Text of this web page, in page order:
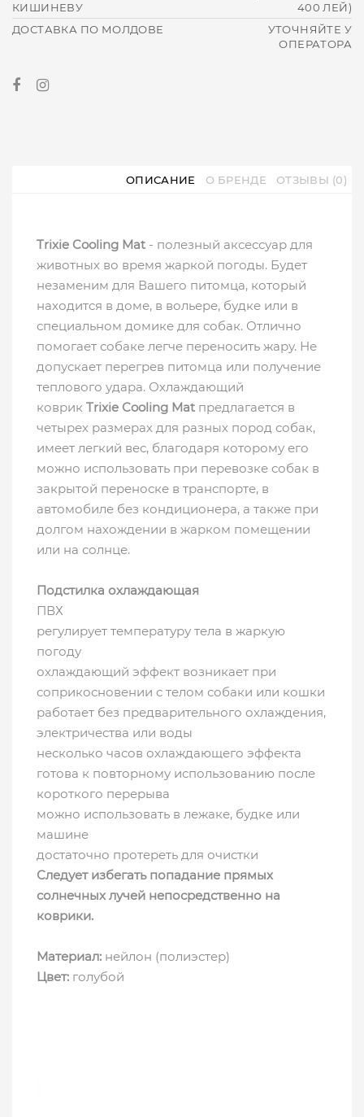
КИШИНЕВУ
400 ЛЕЙ)
ДОСТАВКА ПО МОЛДОВЕ
УТОЧНЯЙТЕ У
ОПЕРАТОРА
ОПИСАНИЕ О БРЕНДЕ ОТЗЫВЫ (0)
Trixie Cooling Mat - полезный аксессуар для
животных во время жаркой погоды. Будет
незаменим для Вашего питомца, который
находится в доме, в вольере, будке или в
специальном домике для собак. Отлично
помогает собаке легче переносить жару. Не
допускает перегрев питомца или получение
теплового удара. Охлаждающий
коврик Trixie Cooling Mat предлагается в
четырех размерах для разных пород собак,
имеет легкий вес, благодаря которому его
можно использовать при перевозке собак в
закрытой переноске в транспорте, в
автомобиле без кондиционера, а также при
долгом нахождении в жарком помещении
или на солнце.
Подстилка охлаждающая
ПВХ
регулирует температуру тела в жаркую
погоду
охлаждающий эффект возникает при
соприкосновении с телом собаки или кошки
работает без предварительного охлаждения,
электричества или воды
несколько часов охлаждающего эффекта
готова к повторному использованию после
короткого перерыва
можно использовать в лежаке, будке или
машине
достаточно протереть для очистки
Следует избегать попадание прямых
солнечных лучей непосредственно на
коврики.
Материал: нейлон (полиэстер)
Цвет: голубой